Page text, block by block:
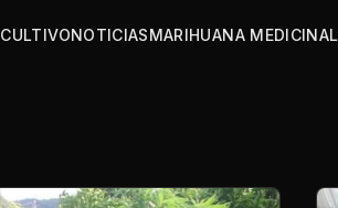
CULTIVONOTICIASMARIHUANA MEDICINAL